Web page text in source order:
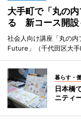
大手町で「丸の
る 新コース開設
社会人向け講座「丸の
Future」（千代田区大手
暮らす・
日本橋
ニティ